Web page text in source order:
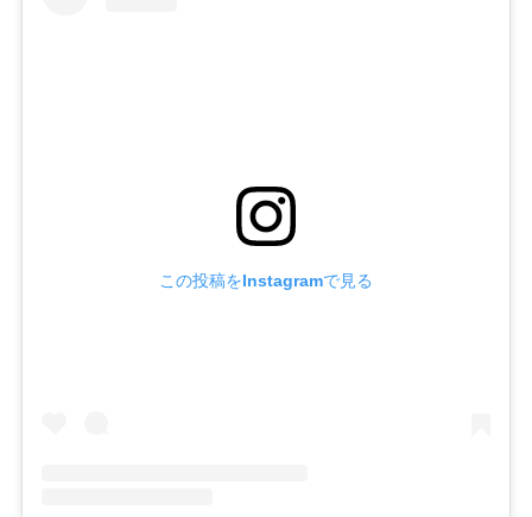
この投稿をInstagramで見る